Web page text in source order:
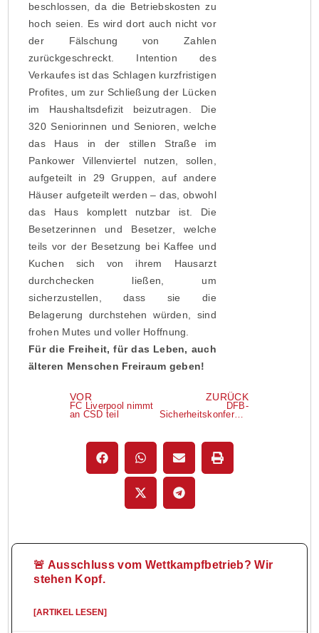
beschlossen, da die Betriebskosten zu
hoch seien. Es wird dort auch nicht vor
der Fälschung von Zahlen
zurückgeschreckt. Intention des
Verkaufes ist das Schlagen kurzfristigen
Profites, um zur Schließung der Lücken
im Haushaltsdefizit beizutragen. Die
320 Seniorinnen und Senioren, welche
das Haus in der stillen Straße im
Pankower Villenviertel nutzen, sollen,
aufgeteilt in 29 Gruppen, auf andere
Häuser aufgeteilt werden – das, obwohl
das Haus komplett nutzbar ist. Die
Besetzerinnen und Besetzer, welche
teils vor der Besetzung bei Kaffee und
Kuchen sich von ihrem Hausarzt
durchchecken ließen, um
sicherzustellen, dass sie die
Belagerung durchstehen würden, sind
frohen Mutes und voller Hoffnung.
Für die Freiheit, für das Leben, auch
älteren Menschen Freiraum geben!
VOR
FC Liverpool nimmt
an CSD teil
ZURÜCK
DFB-
Sicherheitskonferenz
🚨 Ausschluss vom Wettkampfbetrieb? Wir
stehen Kopf.
[ARTIKEL LESEN]